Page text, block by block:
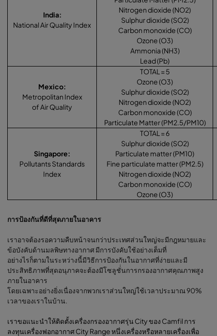
India:
National Air Quality Index
Nitrogen dioxide (NO2)
Sulphur dioxide (SO2)
Carbon monoxide (CO)
Ozone (O3)
Ammonia (NH3)
Lead (Pb)
Mexico:
Metropolitan Index
of Air Quality
TOTAL = 5
Ozone (O3)
Sulphur dioxide (SO2)
Nitrogen dioxide (NO2)
Carbon monoxide (CO)
Particulate Matter (PM2.5/PM10)
Singapore:
Pollutants Standards
Index
TOTAL = 6
Sulphur dioxide (SO2)
Particulate matter (PM10)
Fine particulate matter (PM2.5)
Nitrogen dioxide (NO2)
Carbon monoxide (CO)
Ozone (O3)
การป้องกันที่ดีที่สุดภายในอาคาร
เราอาจต้องรอความคืบหน้าจนกว่าประเทศส่วนใหญ่จะมีกฎหมายและ
ข้อบังคับด้านมลพิษทางอากาศ มีการบังคับใช้อย่างเต็มที่
อย่างไรก็ตามในระหว่างนี้มีวิธีการป้องกันในอากาศที่ง่ายและมี
ประสิทธิภาพที่สุดอนุภาคจะต้องมีโซลูชั่่นการกรองอากาศคุณภาพสูง
ภายในอาคาร
โดยเฉพาะอย่างยิ่งเนื่องจากพวกเราส่วนใหญ่ใช้เวลาประมาณ 90%
เวลาของเราในบ้าน.
เราขอแนะนำให้ติดตั้งเครื่องกรองอากาศรุ่น City ของ Camfil การ
ลงทุนเครื่องฟอกอากาศ City Range หนึ่งเครื่องหรือหลายเครื่องเพื่อ